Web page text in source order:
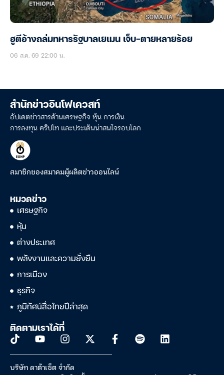
ฮูตีอ้างถล่มทหารรัฐบาลเยเมน เจ็บ-ตายหลายร้อย
06 ส.ค. 69 22:00 น.
สำนักข่าวอินโฟเควสท์
อัปเดตข่าวสารด้านเศรษฐกิจ หุ้น การเงิน
การลงทุน คริปโท และประเด็นน่าสนใจรอบโลก
สมาชิกของสมาคมผู้ผลิตข่าวออนไลน์
หมวดข่าว
เศรษฐกิจ
หุ้น
ต่างประเทศ
พลังงานและความยั่งยืน
การเมือง
ธุรกิจ
ภูมิทัศน์สื่อไทยปีล่าสุด
ติดตามเราได้ที่
บริษัท ดาต้าเซ็ต จำกัด